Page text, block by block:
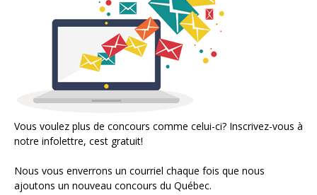
Vous voulez plus de concours comme celui-ci? Inscrivez-vous à
notre infolettre, cest gratuit!
Nous vous enverrons un courriel chaque fois que nous
ajoutons un nouveau concours du Québec.